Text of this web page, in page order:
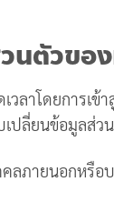
นตัวขอ
ลาโดยการ
ลี่ยนข้อมูลส่ว
ลภายนอกหรื